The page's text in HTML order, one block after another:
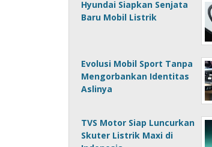
Hyundai Siapkan Senjata
Baru Mobil Listrik
Evolusi Mobil Sport Tanpa
Mengorbankan Identitas
Aslinya
TVS Motor Siap Luncurkan
Skuter Listrik Maxi di